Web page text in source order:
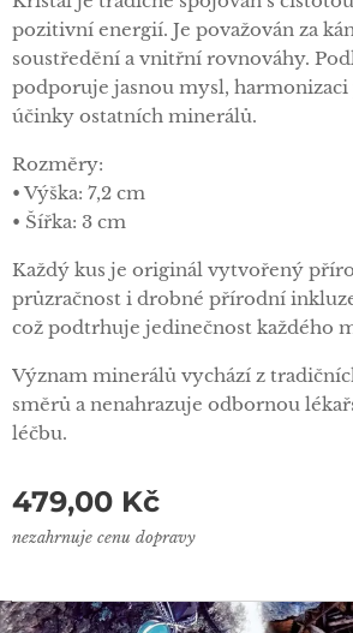
pozitivní energií. Je považován za
soustředění a vnitřní rovnováhy.
podporuje jasnou mysl,
účinky ostatních minerálů.
Rozměry:
• Výška: 7,2 cm
• Šířka: 3 cm
Každý kus je originál vytvořený
průzračnost i drobné přírodní
což podtrhuje jedinečnost každého
Význam minerálů vychází z
směrů a nenahrazuje odbornou
léčbu.
479,00 Kč
nezahrnuje cenu dopravy